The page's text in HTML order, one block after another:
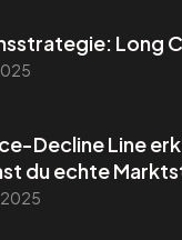
Long
Decline Line
du echte